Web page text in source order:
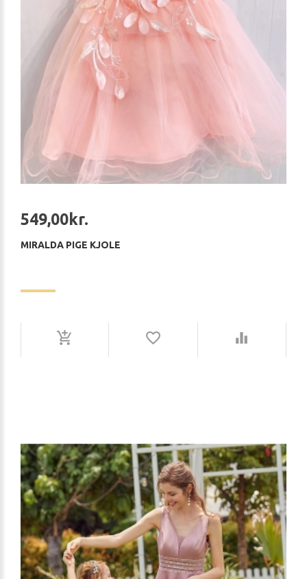
549,00kr.
MIRALDA PIGE KJOLE